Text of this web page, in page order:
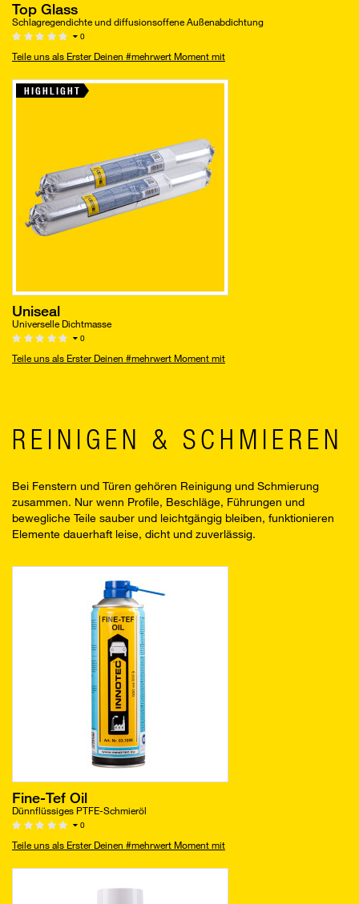
Top Glass
Schlagregendichte und diffusionsoffene Außenabdichtung
0
Teile uns als Erster Deinen #mehrwert Moment mit
HIGHLIGHT
Uniseal
Universelle Dichtmasse
0
Teile uns als Erster Deinen #mehrwert Moment mit
REINIGEN & SCHMIEREN
Bei Fenstern und Türen gehören Reinigung und Schmierung
zusammen. Nur wenn Profile, Beschläge, Führungen und
bewegliche Teile sauber und leichtgängig bleiben, funktionieren
Elemente dauerhaft leise, dicht und zuverlässig.
Fine-Tef Oil
Dünnflüssiges PTFE-Schmieröl
0
Teile uns als Erster Deinen #mehrwert Moment mit